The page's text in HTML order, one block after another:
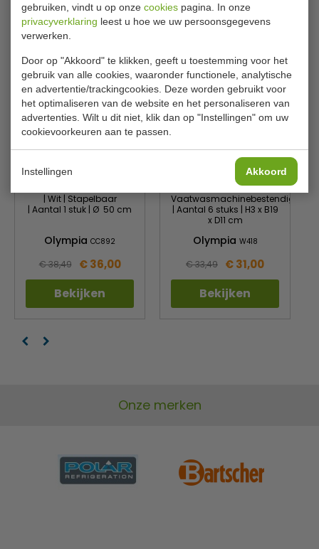
gebruiken, vindt u op onze cookies pagina. In onze
privacyverklaring leest u hoe we uw persoonsgegevens
verwerken.
Door op "Akkoord" te klikken, geeft u toestemming voor het
gebruik van alle cookies, waaronder functionele, analytische
en advertentie/trackingcookies. Deze worden gebruikt voor
het optimaliseren van de website en het personaliseren van
advertenties. Wilt u dit niet, klik dan op "Instellingen" om uw
cookievoorkeuren aan te passen.
Instellingen Akkoord
Is dit iets voor jou?
| Wit | Stapelbaar
| Aantal 1 stuk | Ø 50 cm
Olympia CC892
€ 38,49 € 36,00
Bekijken
Serveerschaal |
Vaatwasmachinebestendig
| Aantal 6 stuks | H3 x B19
x D11 cm
Olympia W418
€ 33,49 € 31,00
Bekijken
Onze merken